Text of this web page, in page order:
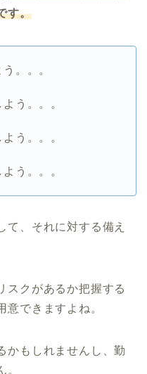
す。
。。。
う。。。
う。。。
う。。。
て、それに対する備え
スクがあるか把握する
意できますよね。
かもしれませんし、勤
。